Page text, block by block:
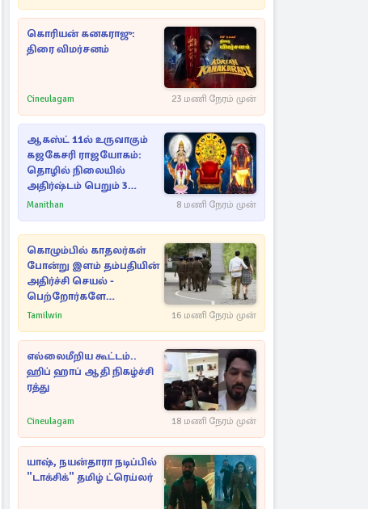
கொரியன் கனகராஜு:
திரை விமர்சனம்
Cineulagam 23 மணி நேரம் முன்
ஆகஸ்ட் 11ல் உருவாகும்
கஜகேசரி ராஜயோகம்:
தொழில் நிலையில்
அதிர்ஷ்டம் பெறும் 3
ராசிகள்!
Manithan 8 மணி நேரம் முன்
கொழும்பில் காதலர்கள்
போன்று இளம் தம்பதியின்
அதிர்ச்சி செயல் -
பெற்றோர்களே
எச்சரிக்கை
Tamilwin 16 மணி நேரம் முன்
எல்லைமீறிய கூட்டம்..
ஹிப் ஹாப் ஆதி நிகழ்ச்சி
ரத்து
Cineulagam 18 மணி நேரம் முன்
யாஷ், நயன்தாரா நடிப்பில்
"டாக்சிக்" தமிழ் ட்ரெய்லர்